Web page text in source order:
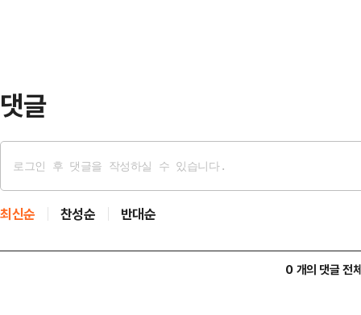
댓글
최신순 찬성순 반대순
0 개의 댓글 전